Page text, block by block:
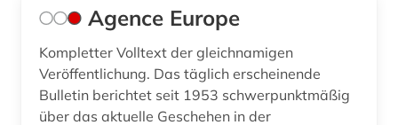
cd-rom (2)
charles (1809-1882) (1)
Agence Europe
Kompletter Volltext der gleichnamigen
Veröffentlichung. Das täglich erscheinende
Bulletin berichtet seit 1953 schwerpunktmäßig
über das aktuelle Geschehen in der